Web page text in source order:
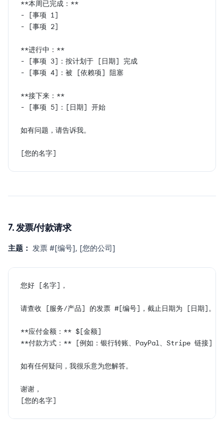
**本周已完成：**
- [事项 1]
- [事项 2]
**进行中：**
- [事项 3]：按计划于 [日期] 完成
- [事项 4]：被 [依赖项] 阻塞
**接下来：**
- [事项 5]：[日期] 开始
如有问题，请告诉我。
[您的名字]
7. 发票/付款请求
主题： 发票 #[编号], [您的公司]
您好 [名字]，
请查收 [服务/产品] 的发票 #[编号]，截止日期为 [日期]。
**应付金额：** $[金额]
**付款方式：** [例如：银行转账、PayPal、Stripe 链接]
如有任何疑问，我很乐意为您解答。
谢谢，
[您的名字]